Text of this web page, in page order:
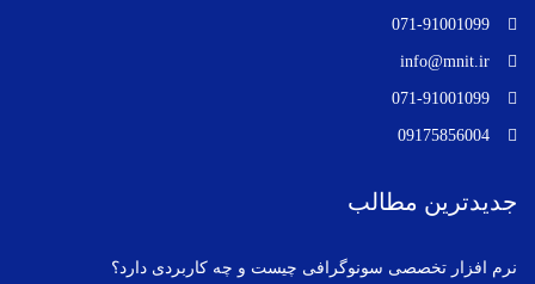
071-91001099
info@mnit.ir
071-91001099
09175856004
جدیدترین مطالب
نرم افزار تخصصی سونوگرافی چیست و چه کاربردی دارد؟